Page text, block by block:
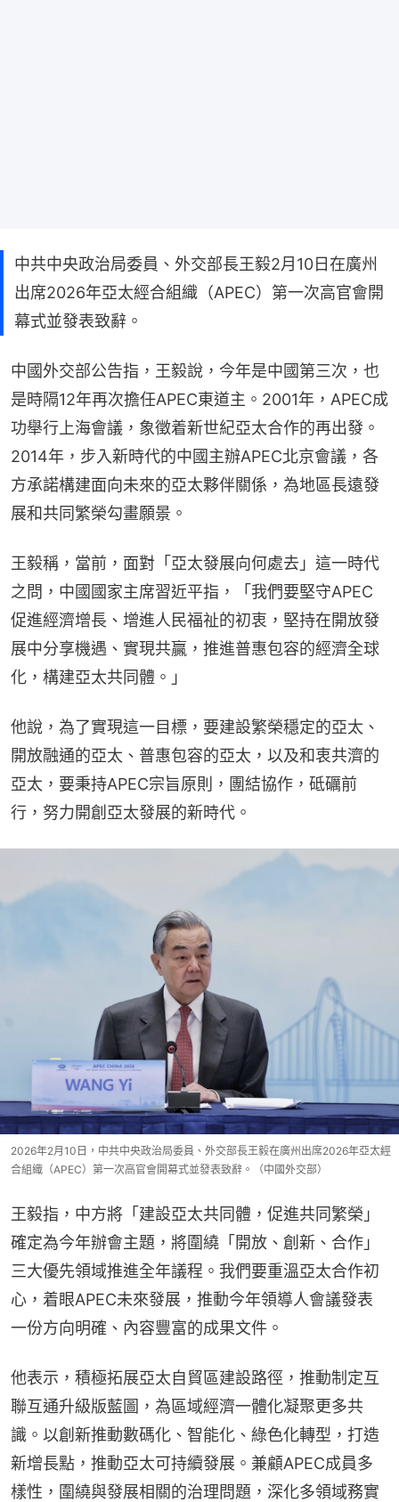
中共中央政治局委員、外交部長王毅2月10日在廣州
出席2026年亞太經合組織（APEC）第一次高官會開
幕式並發表致辭。
中國外交部公告指，王毅說，今年是中國第三次，也
是時隔12年再次擔任APEC東道主。2001年，APEC成
功舉行上海會議，象徵着新世紀亞太合作的再出發。
2014年，步入新時代的中國主辦APEC北京會議，各
方承諾構建面向未來的亞太夥伴關係，為地區長遠發
展和共同繁榮勾畫願景。
王毅稱，當前，面對「亞太發展向何處去」這一時代
之問，中國國家主席習近平指，「我們要堅守APEC
促進經濟增長、增進人民福祉的初衷，堅持在開放發
展中分享機遇、實現共贏，推進普惠包容的經濟全球
化，構建亞太共同體。」
他說，為了實現這一目標，要建設繁榮穩定的亞太、
開放融通的亞太、普惠包容的亞太，以及和衷共濟的
亞太，要秉持APEC宗旨原則，團結協作，砥礪前
行，努力開創亞太發展的新時代。
2026年2月10日，中共中央政治局委員、外交部長王毅在廣州出席2026年亞太經
合組織（APEC）第一次高官會開幕式並發表致辭。（中國外交部）
王毅指，中方將「建設亞太共同體，促進共同繁榮」
確定為今年辦會主題，將圍繞「開放、創新、合作」
三大優先領域推進全年議程。我們要重溫亞太合作初
心，着眼APEC未來發展，推動今年領導人會議發表
一份方向明確、內容豐富的成果文件。
他表示，積極拓展亞太自貿區建設路徑，推動制定互
聯互通升級版藍圖，為區域經濟一體化凝聚更多共
識。以創新推動數碼化、智能化、綠色化轉型，打造
新增長點，推動亞太可持續發展。兼顧APEC成員多
樣性，圍繞與發展相關的治理問題，深化多領域務實